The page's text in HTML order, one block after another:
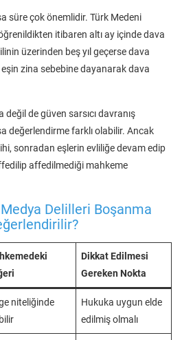
süre çok önemlidir. Türk Medeni
itibaren altı ay içinde dava
üzerinden beş yıl geçerse dava
eşin zina sebebine dayanarak dava
de güven sarsıcı davranış
değerlendirme farklı olabilir. Ancak
sonradan eşlerin evliliğe devam edip
affedilmediği mahkeme
Delilleri Boşanma
Dikkat Edilmesi
Gereken Nokta
niteliğinde
Hukuka uygun elde
edilmiş olmalı